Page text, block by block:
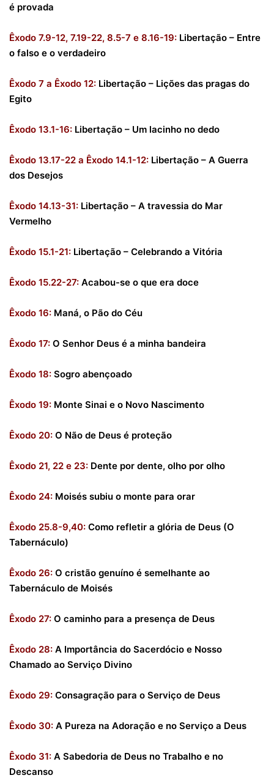
é provada
Êxodo 7.9-12, 7.19-22, 8.5-7 e 8.16-19: Libertação – Entre
o falso e o verdadeiro
Êxodo 7 a Êxodo 12: Libertação – Lições das pragas do
Egito
Êxodo 13.1-16: Libertação – Um lacinho no dedo
Êxodo 13.17-22 a Êxodo 14.1-12: Libertação – A Guerra
dos Desejos
Êxodo 14.13-31: Libertação – A travessia do Mar
Vermelho
Êxodo 15.1-21: Libertação – Celebrando a Vitória
Êxodo 15.22-27: Acabou-se o que era doce
Êxodo 16: Maná, o Pão do Céu
Êxodo 17: O Senhor Deus é a minha bandeira
Êxodo 18: Sogro abençoado
Êxodo 19: Monte Sinai e o Novo Nascimento
Êxodo 20: O Não de Deus é proteção
Êxodo 21, 22 e 23: Dente por dente, olho por olho
Êxodo 24: Moisés subiu o monte para orar
Êxodo 25.8-9,40: Como refletir a glória de Deus (O
Tabernáculo)
Êxodo 26: O cristão genuíno é semelhante ao
Tabernáculo de Moisés
Êxodo 27: O caminho para a presença de Deus
Êxodo 28: A Importância do Sacerdócio e Nosso
Chamado ao Serviço Divino
Êxodo 29: Consagração para o Serviço de Deus
Êxodo 30: A Pureza na Adoração e no Serviço a Deus
Êxodo 31: A Sabedoria de Deus no Trabalho e no
Descanso